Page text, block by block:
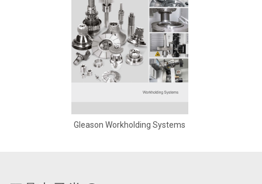
Gleason Workholding Systems